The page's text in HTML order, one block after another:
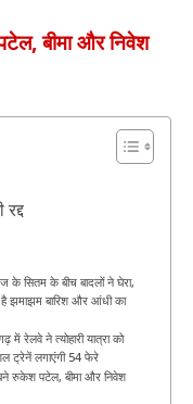
बीमा और निवेश
के सितम के बीच बादलों ने घेरा,
है झमाझम बारिश और आंधी का
रेलवे ने त्योहारी यात्रा को
ट्रेनें लगाएंगी 54 फेरे
बने रुकेश पटेल, बीमा और निवेश